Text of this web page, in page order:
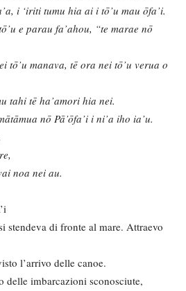
i ‘iriti tumu hia ai i tō’u mau ōfa’i.
e parau fa’ahou, “te marae nō
tō’u manava, tē ora nei tō’u verua o
tahi tē ha’amori hia nei.
nō Pā’ōfa’i i ni’a iho ia’u.
noa nei au.
stendeva di fronte al mare. Attraevo
l’arrivo delle canoe.
delle imbarcazioni sconosciute,